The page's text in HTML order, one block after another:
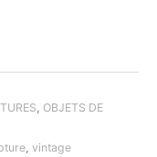
OBJETS DE
vintage